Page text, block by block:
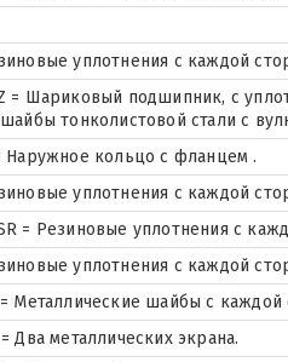
уплотнения с каждой
= Шариковый подшипник, с
тонколистовой стали с
Наружное кольцо с фланцем .
уплотнения с каждой
= Резиновые уплотнения с
уплотнения с каждой
Металлические шайбы с
Два металлических экрана.